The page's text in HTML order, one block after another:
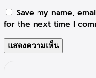
Save my name,
for the next time I